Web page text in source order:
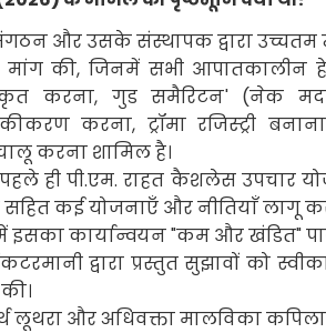
और उसके संस्थापक द्वारा उच्चतम
मांग की, जिनमें सभी आपातकालीन
करना, गुड समैरिटन' (नेक
करना, ट्रॉमा रजिस्ट्री
करना शामिल है।
ही पी.एम. राहत कैशलेस उपचार
सहित कई योजनाएँ और नीतियाँ लागू
में इसका कार्यान्वयन "कम और खंडित"
द्वारा प्रस्तुत सुझावों को
लूथरा और अधिवक्ता मालविका